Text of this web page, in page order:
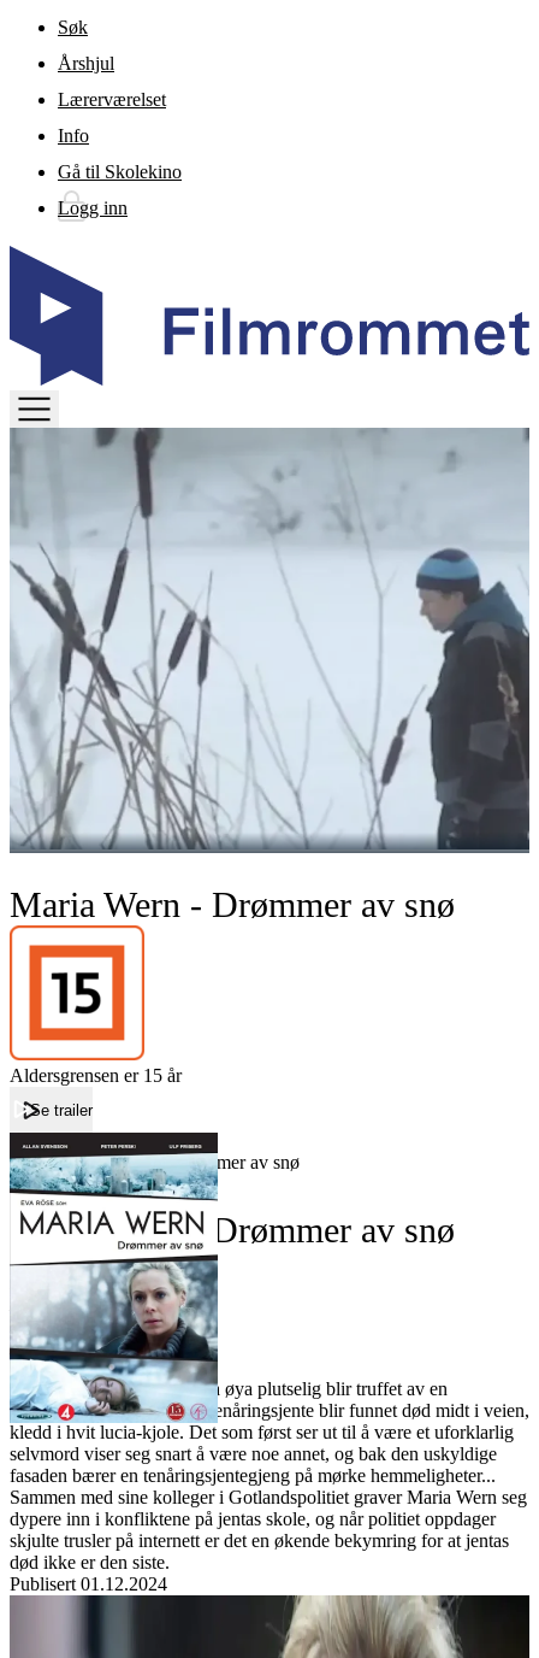
Gå til hovedinnhold
Søk
Årshjul
Lærerværelset
Info
Gå til Skolekino
Logg inn
Maria Wern - Drømmer av snø
Aldersgrensen er 15 år
Se trailer
ForsideMaria Wern - Drømmer av snø
Maria Wern - Drømmer av snø
Film
Leverandør:
Norgesfilm AS
Lisens:
Det er juletid på Gotland da øya plutselig blir truffet av en
ubeskrivelig tragedie – en tenåringsjente blir funnet død midt i veien,
kledd i hvit lucia-kjole. Det som først ser ut til å være et uforklarlig
selvmord viser seg snart å være noe annet, og bak den uskyldige
fasaden bærer en tenåringsjentegjeng på mørke hemmeligheter...
Sammen med sine kolleger i Gotlandspolitiet graver Maria Wern seg
dypere inn i konfliktene på jentas skole, og når politiet oppdager
skjulte trusler på internett er det en økende bekymring for at jentas
død ikke er den siste.
Publisert 01.12.2024